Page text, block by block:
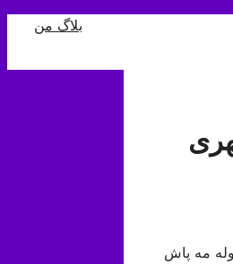
بلاگ من
مه پاش